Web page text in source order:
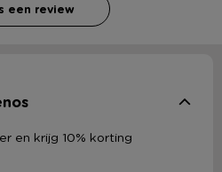
een review
en krijg 10% korting